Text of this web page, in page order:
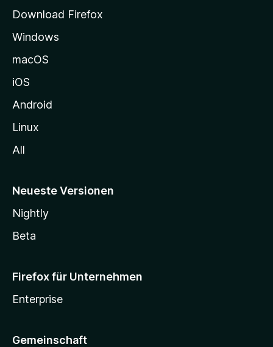
e
g
e
n
Download Firefox
Windows
macOS
iOS
Android
Linux
All
Neueste Versionen
Nightly
Beta
Firefox für Unternehmen
Enterprise
Gemeinschaft